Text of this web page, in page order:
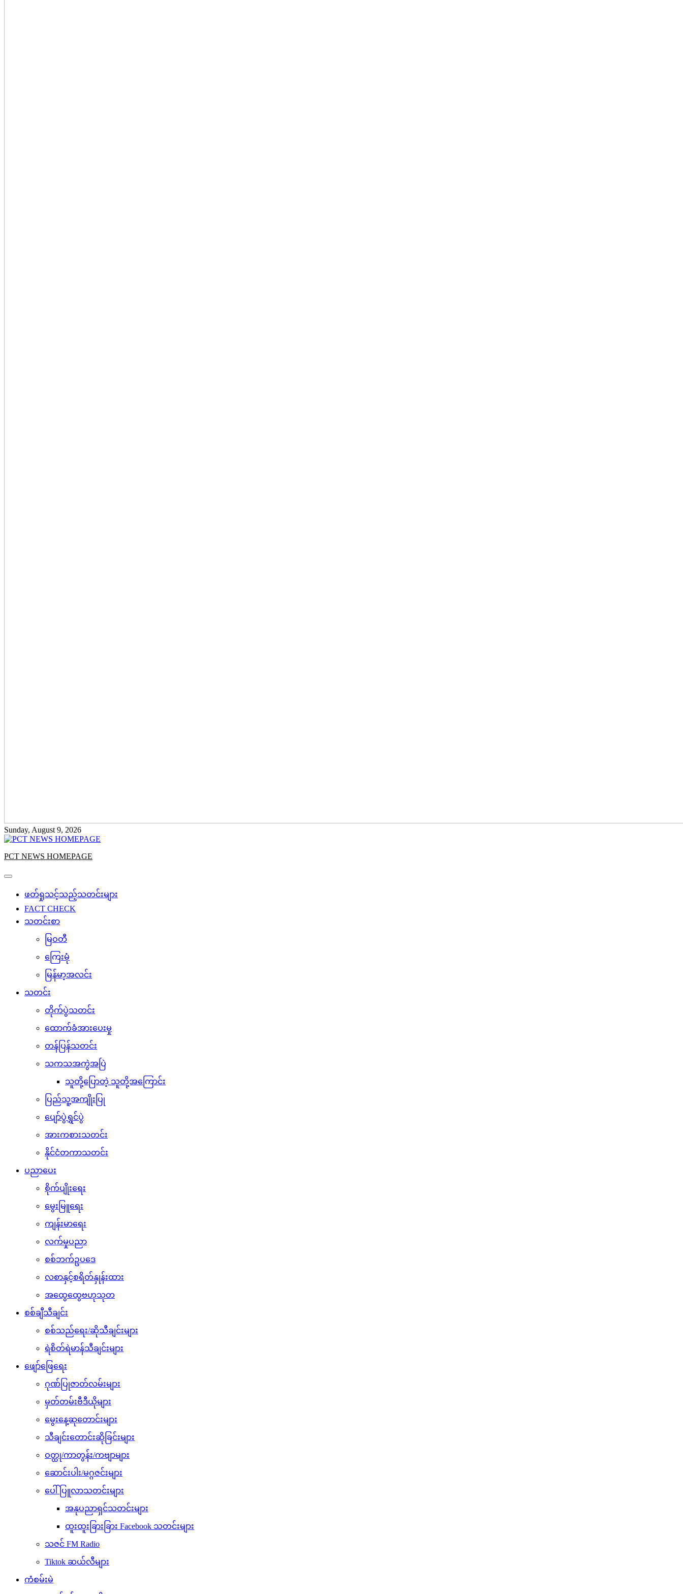
Sunday, August 9, 2026
PCT NEWS HOMEPAGE
ဖတ်ရှုသင့်သည့်သတင်းများ
FACT CHECK
သတင်းစာ
မြဝတီ
ကြေးမုံ
မြန်မာ့အလင်း
သတင်း
တိုက်ပွဲသတင်း
ထောက်ခံအားပေးမှု
တန်ပြန်သတင်း
သကသအကွဲအပြဲ
သူတို့ပြောတဲ့ သူတို့အကြောင်း
ပြည်သူ့အကျိုးပြု
ပျော်ပွဲရွှင်ပွဲ
အားကစားသတင်း
နိုင်ငံတကာသတင်း
ပညာပေး
စိုက်ပျိုးရေး
မွေးမြူရေး
ကျန်းမာရေး
လက်မှုပညာ
စစ်ဘက်ဥပဒေ
လစာနှင့်စရိတ်နှုန်းထား
အထွေထွေဗဟုသုတ
စစ်ချီသီချင်း
စစ်သည်ရေး/ဆိုသီချင်းများ
ရဲစိတ်ရဲမာန်သီချင်းများ
ဖျော်ဖြေရေး
ဂုဏ်ပြုဇာတ်လမ်းများ
မှတ်တမ်းဗီဒီယိုများ
မွေးနေ့ဆုတောင်းများ
သီချင်းတောင်းဆိုခြင်းများ
ဝတ္ထု/ကာတွန်း/ကဗျာများ
ဆောင်းပါး/မဂ္ဂဇင်းများ
ပေါ်ပြူလာသတင်းများ
အနုပညာရှင်သတင်းများ
ထူးထူးခြားခြား Facebook သတင်းများ
သဇင် FM Radio
Tiktok ဆယ်လီများ
ကံစမ်းမဲ